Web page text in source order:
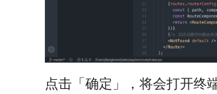
点击「确定」，将会打开终